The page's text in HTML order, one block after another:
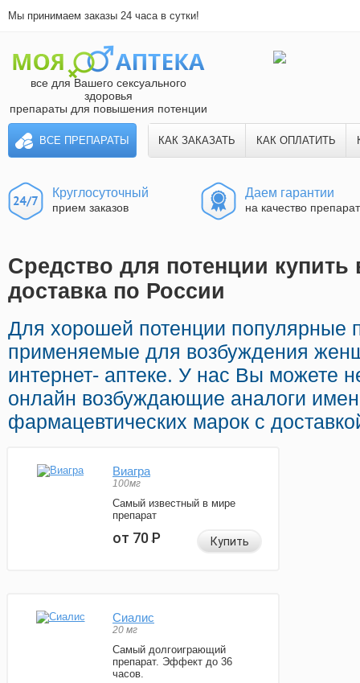
Мы принимаем заказы 24 часа в сутки!
все для Вашего сексуального
здоровья
препараты для повышения потенции
ВСЕ ПРЕПАРАТЫ КАК ЗАКАЗАТЬ КАК ОПЛАТИТЬ
Круглосуточный
прием заказов
Даем гарантии
на качество
Средство для потенции купить
доставка по России
Для хорошей потенции популярные
применяемые для возбуждения
интернет- аптеке. У нас Вы можете
онлайн возбуждающие аналоги
фармацевтических марок с
Виагра
100мг
Самый известный в мире
препарат
от 70Р Купить
Сиалис
20 мг
Самый долгоиграющий
препарат. Эффект до 36
часов.